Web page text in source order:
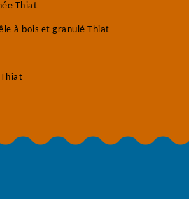
Thiat
à bois et granulé Thiat